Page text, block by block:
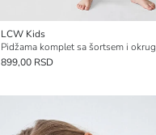
LCW Kids
899,00 RSD